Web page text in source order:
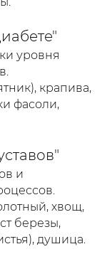
уровня
крапива,
фасоли,
и
хвощ,
березы,
душица.